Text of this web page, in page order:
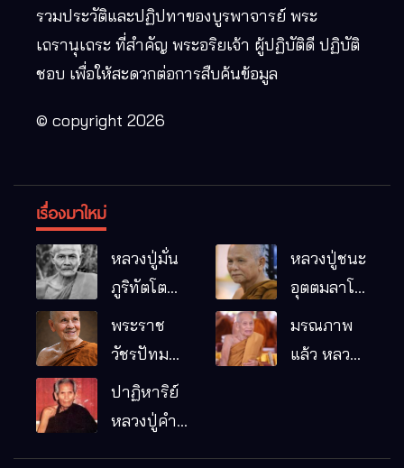
รวมประวัติและปฏิปทาของบูรพาจารย์ พระ
เถรานุเถระ ที่สำคัญ พระอริยเจ้า ผู้ปฏิบัติดี ปฏิบัติ
ชอบ เพื่อให้สะดวกต่อการสืบค้นข้อมูล
© copyright 2026
เรื่องมาใหม่
หลวงปู่มั่น
ภูริทัตโต
พระอริยเจ้า
ผู้เป็นบิดา
รมฐาน
หลวงปู่ชนะ
อุตตมลาโภ
หมากอื๋อ
พระราช
วัชรปัทม
คุณ (หลวง
ปู่บัวเกตุ
มรณภาพ
แล้ว หลวง
ปาฏิหาริย์
หลวงปู่คำ